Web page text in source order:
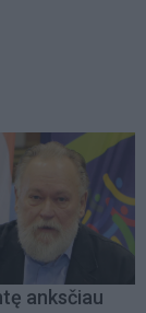
anksčiau